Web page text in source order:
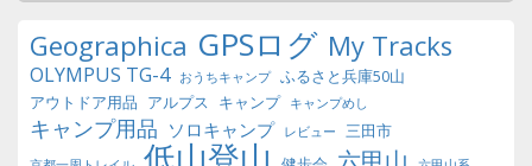
Geographica GPSログ My Tracks
OLYMPUS TG-4 おうちキャンプ ふるさと兵庫50山
アウトドア用品 アルプス キャンプ キャンプめし
キャンプ用品 ソロキャンプ レビュー 三田市